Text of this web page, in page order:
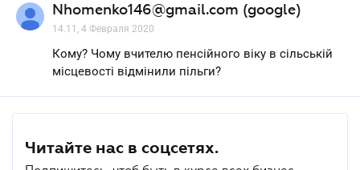
Nhomenko146@gmail.com (google)
14.11, 4 Февраля 2020
Кому? Чому вчителю пенсійного віку в сільській
місцевості відмінили пільги?
Читайте нас в соцсетях.